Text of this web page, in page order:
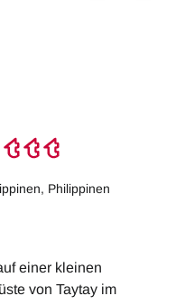
, Philippinen
einer kleinen
von Taytay im